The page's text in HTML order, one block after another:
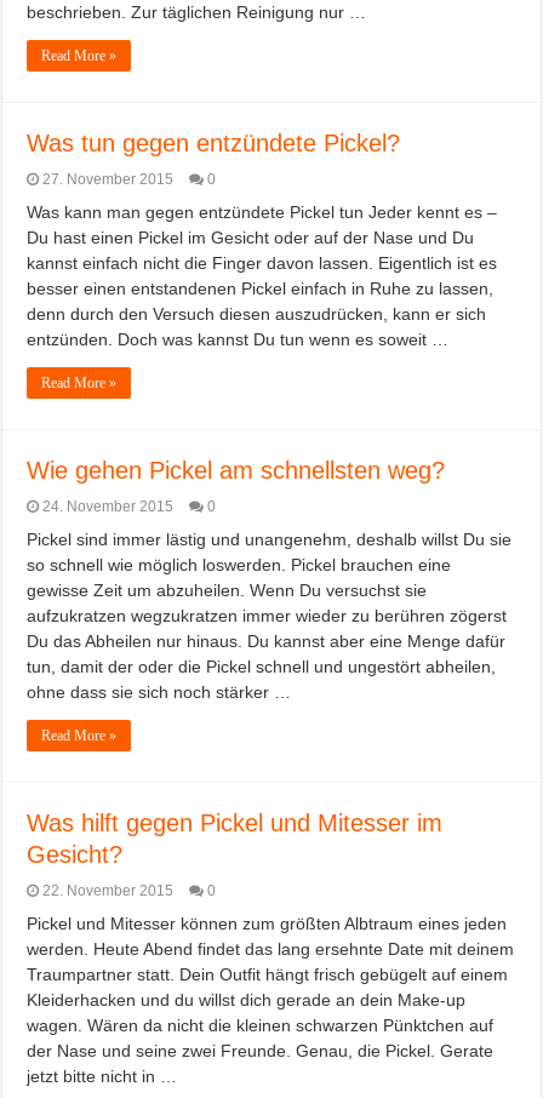
beschrieben. Zur täglichen Reinigung nur …
Read More »
Was tun gegen entzündete Pickel?
27. November 2015 0
Was kann man gegen entzündete Pickel tun Jeder kennt es –
Du hast einen Pickel im Gesicht oder auf der Nase und Du
kannst einfach nicht die Finger davon lassen. Eigentlich ist es
besser einen entstandenen Pickel einfach in Ruhe zu lassen,
denn durch den Versuch diesen auszudrücken, kann er sich
entzünden. Doch was kannst Du tun wenn es soweit …
Read More »
Wie gehen Pickel am schnellsten weg?
24. November 2015 0
Pickel sind immer lästig und unangenehm, deshalb willst Du sie
so schnell wie möglich loswerden. Pickel brauchen eine
gewisse Zeit um abzuheilen. Wenn Du versuchst sie
aufzukratzen wegzukratzen immer wieder zu berühren zögerst
Du das Abheilen nur hinaus. Du kannst aber eine Menge dafür
tun, damit der oder die Pickel schnell und ungestört abheilen,
ohne dass sie sich noch stärker …
Read More »
Was hilft gegen Pickel und Mitesser im
Gesicht?
22. November 2015 0
Pickel und Mitesser können zum größten Albtraum eines jeden
werden. Heute Abend findet das lang ersehnte Date mit deinem
Traumpartner statt. Dein Outfit hängt frisch gebügelt auf einem
Kleiderhacken und du willst dich gerade an dein Make-up
wagen. Wären da nicht die kleinen schwarzen Pünktchen auf
der Nase und seine zwei Freunde. Genau, die Pickel. Gerate
jetzt bitte nicht in …